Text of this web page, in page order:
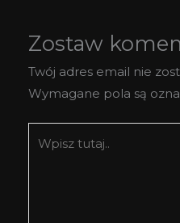
Zostaw
Twój adres email nie
Wymagane pola są
tutaj..